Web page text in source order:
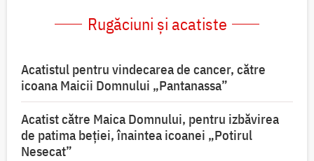
Rugăciuni și acatiste
Acatistul pentru vindecarea de cancer, către
icoana Maicii Domnului „Pantanassa”
Acatist către Maica Domnului, pentru izbăvirea
de patima beției, înaintea icoanei „Potirul
Nesecat”